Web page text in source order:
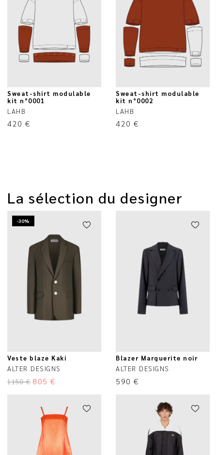
Sweat-shirt modulable
kit n°0001
LAHB
420 €
Sweat-shirt modulable
kit n°0002
LAHB
420 €
La sélection du designer
-30%
Veste blaze Kaki
ALTER DESIGNS
1150€ 805 €
Blazer Marguerite noir
ALTER DESIGNS
590 €